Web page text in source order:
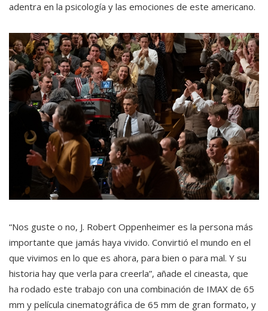
adentra en la psicología y las emociones de este americano.
“Nos guste o no, J. Robert Oppenheimer es la persona más
importante que jamás haya vivido. Convirtió el mundo en el
que vivimos en lo que es ahora, para bien o para mal. Y su
historia hay que verla para creerla”, añade el cineasta, que
ha rodado este trabajo con una combinación de IMAX de 65
mm y película cinematográfica de 65 mm de gran formato, y